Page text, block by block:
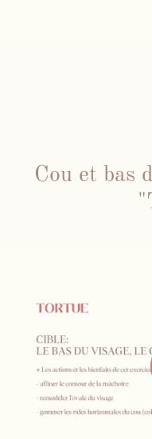
Cou et bas